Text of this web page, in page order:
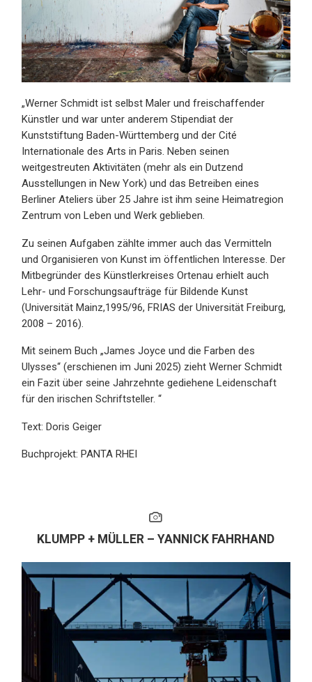
„Werner Schmidt ist selbst Maler und freischaffender
Künstler und war unter anderem Stipendiat der
Kunststiftung Baden-Württemberg und der Cité
Internationale des Arts in Paris. Neben seinen
weitgestreuten Aktivitäten (mehr als ein Dutzend
Ausstellungen in New York) und das Betreiben eines
Berliner Ateliers über 25 Jahre ist ihm seine Heimatregion
Zentrum von Leben und Werk geblieben.
Zu seinen Aufgaben zählte immer auch das Vermitteln
und Organisieren von Kunst im öffentlichen Interesse. Der
Mitbegründer des Künstlerkreises Ortenau erhielt auch
Lehr- und Forschungsaufträge für Bildende Kunst
(Universität Mainz,1995/96, FRIAS der Universität Freiburg,
2008 – 2016).
Mit seinem Buch „James Joyce und die Farben des
Ulysses“ (erschienen im Juni 2025) zieht Werner Schmidt
ein Fazit über seine Jahrzehnte gediehene Leidenschaft
für den irischen Schriftsteller.“
Text: Doris Geiger
Buchprojekt: PANTA RHEI
KLUMPP + MÜLLER – YANNICK FAHRHAND